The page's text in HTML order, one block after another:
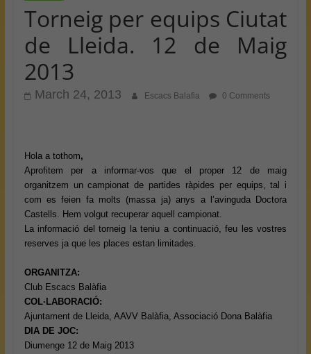
Torneig per equips Ciutat
de Lleida. 12 de Maig
2013
March 24, 2013 Escacs Balafia 0 Comments
Hola a tothom,
Aprofitem per a informar-vos que el proper 12 de maig
organitzem un campionat de partides ràpides per equips, tal i
com es feien fa molts (massa ja) anys a l’avinguda Doctora
Castells. Hem volgut recuperar aquell campionat.
La informació del torneig la teniu a continuació, feu les vostres
reserves ja que les places estan limitades.
ORGANITZA:
Club Escacs Balàfia
COL·LABORACIÓ:
Ajuntament de Lleida, AAVV Balàfia, Associació Dona Balàfia
DIA DE JOC:
Diumenge 12 de Maig 2013